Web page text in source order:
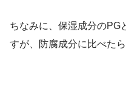
ちなみに、保湿成分のPG
すが、防腐成分に比べた